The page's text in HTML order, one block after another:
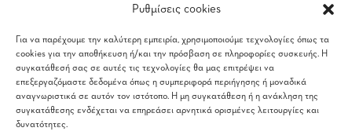
Ρυθμίσεις cookies
Για να παρέχουμε την καλύτερη εμπειρία, χρησιμοποιούμε τεχνολογίες όπως τα
cookies για την αποθήκευση ή/και την πρόσβαση σε πληροφορίες συσκευής. Η
συγκατάθεσή σας σε αυτές τις τεχνολογίες θα μας επιτρέψει να
επεξεργαζόμαστε δεδομένα όπως η συμπεριφορά περιήγησης ή μοναδικά
αναγνωριστικά σε αυτόν τον ιστότοπο. Η μη συγκατάθεση ή η ανάκληση της
συγκατάθεσης ενδέχεται να επηρεάσει αρνητικά ορισμένες λειτουργίες και
δυνατότητες.
Βιομηχανικό Μουσείο Τομάτας "Δ.ΝΟΜΙΚΟΣ" © 2026